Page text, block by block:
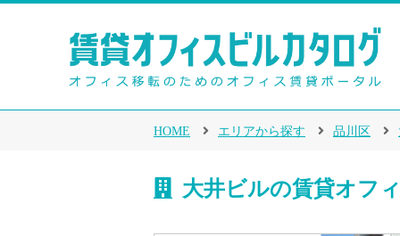
HOME エリアから探す 品川区
大井ビルの賃貸オフ